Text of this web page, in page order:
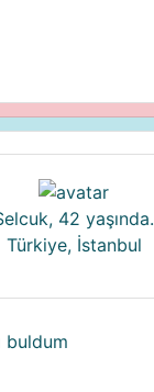
42 yaşında.
Türkiye, İstanbul
buldum